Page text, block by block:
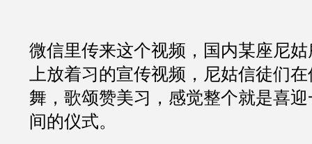
微信里传来这个视频，国内某座尼
上放着习的宣传视频，尼姑信徒们
舞，歌颂赞美习，感觉整个就是喜
间的仪式。